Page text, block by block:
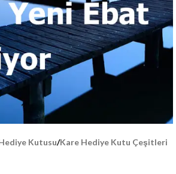
Kutusu/Kare Hediye Kutu Çeşitleri